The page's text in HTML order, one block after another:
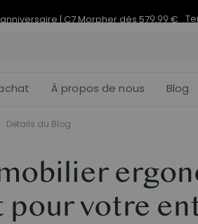
À propos de nous Blog
Détails du Blog
pour votre